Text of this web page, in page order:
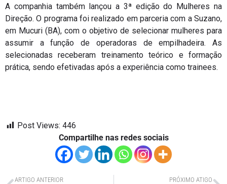
A companhia também lançou a 3ª edição do Mulheres na
Direção. O programa foi realizado em parceria com a Suzano,
em Mucuri (BA), com o objetivo de selecionar mulheres para
assumir a função de operadoras de empilhadeira. As
selecionadas receberam treinamento teórico e formação
prática, sendo efetivadas após a experiência como trainees.
Post Views: 446
Compartilhe nas redes sociais
ARTIGO ANTERIOR PRÓXIMO ATIGO